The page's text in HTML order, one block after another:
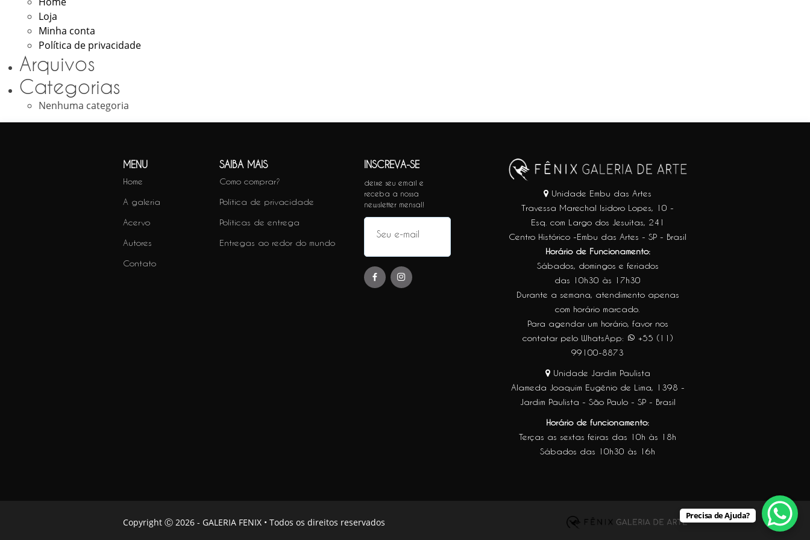
Loja
Minha conta
Política de privacidade
Arquivos
Categorias
Nenhuma categoria
MENU
Home
A galeria
Acervo
Autores
Contato
SAIBA MAIS
Como comprar?
Política de privacidade
Políticas de entrega
Entregas ao redor do mundo
INSCREVA-SE
deixe seu email e
receba a nossa
newsletter mensal!
Unidade Embu das Artes
Travessa Marechal Isidoro Lopes, 10 -
Esq. com Largo dos Jesuítas, 241
Centro Histórico -Embu das Artes - SP - Brasil
Horário de Funcionamento:
Sábados, domingos e feriados
das 10h30 às 17h30
Durante a semana, atendimento apenas
com horário marcado.
Para agendar um horário, favor nos
contatar pelo WhatsApp:
+55 (11)
99100-8873
Unidade Jardim Paulista
Alameda Joaquim Eugênio de Lima, 1398 -
Jardim Paulista - São Paulo - SP - Brasil
Horário de funcionamento:
Terças as sextas feiras das 10h às 18h
Sábados das 10h30 às 16h
Copyright Ⓒ 2026 - GALERIA FENIX • Todos os direitos reservados
Precisa de Ajuda?